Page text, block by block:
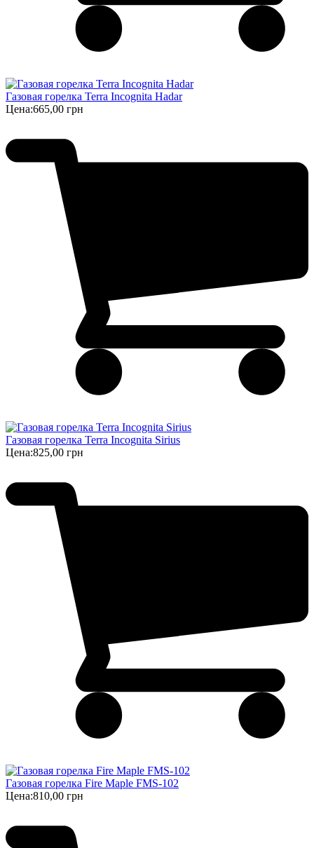
Газовая горелка Terra Incognita Hadar
Цена:665,00 грн
Газовая горелка Terra Incognita Sirius
Цена:825,00 грн
Газовая горелка Fire Maple FMS-102
Цена:810,00 грн